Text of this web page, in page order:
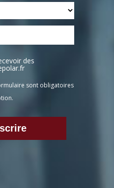
des
sont obligatoires